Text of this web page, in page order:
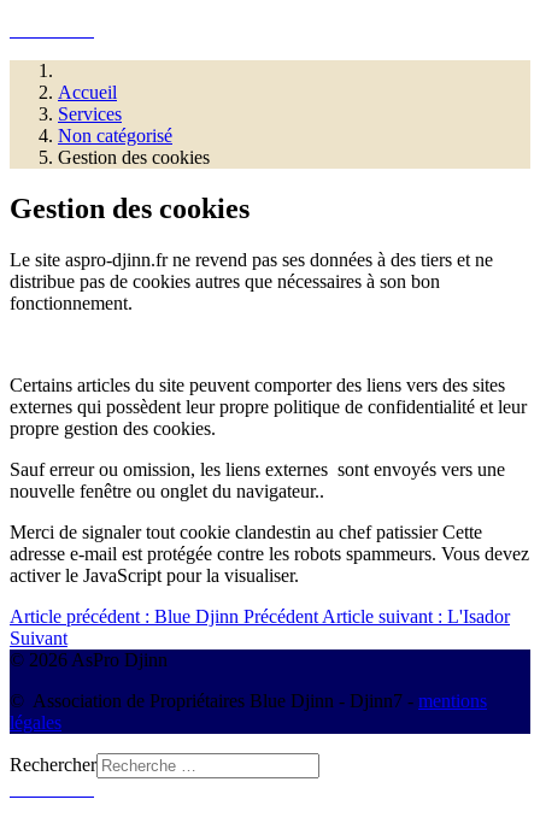
Accueil
Services
Non catégorisé
Gestion des cookies
Gestion des cookies
Le site aspro-djinn.fr ne revend pas ses données à des tiers et ne
distribue pas de cookies autres que nécessaires à son bon
fonctionnement.
Certains articles du site peuvent comporter des liens vers des sites
externes qui possèdent leur propre politique de confidentialité et leur
propre gestion des cookies.
Sauf erreur ou omission, les liens externes sont envoyés vers une
nouvelle fenêtre ou onglet du navigateur..
Merci de signaler tout cookie clandestin au chef patissierCette
adresse e-mail est protégée contre les robots spammeurs. Vous devez
activer le JavaScript pour la visualiser.
Article précédent : Blue Djinn Précédent Article suivant : L'Isador
Suivant
© 2026 AsPro Djinn
© Association de Propriétaires Blue Djinn - Djinn7 - mentions
légales
Rechercher